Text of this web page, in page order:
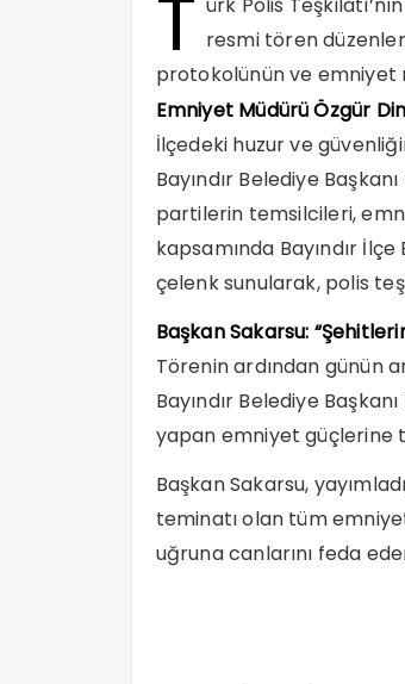
T resmi tören
protokolünün ve emniyet
Emniyet Müdürü Özgür
İlçedeki huzur ve
Bayındır Belediye
partilerin temsilcileri,
kapsamında Bayındır
çelenk sunularak, polis
Başkan Sakarsu:
Törenin ardından günün
Bayındır Belediye
yapan emniyet güçlerine
Başkan Sakarsu,
teminatı olan tüm
uğruna canlarını feda